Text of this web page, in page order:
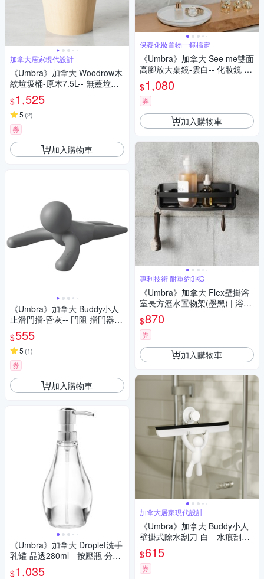
加拿大居家現代設計
《Umbra》加拿大 Woodrow木
紋垃圾桶-原木7.5L-- 無蓋垃圾
桶 質感垃圾桶
$1,525
5 (2)
券
加入購物車
《Umbra》加拿大 Buddy小人
止滑門擋-昏灰-- 門阻 擋門器
門檔
$555
5 (1)
券
加入購物車
《Umbra》加拿大 Droplet洗手
乳罐-晶透280ml-- 按壓瓶 分裝
瓶 乳液瓶 沐浴乳罐
$1,035
保養化妝置物一鏡搞定
《Umbra》加拿大 See me雙面
高腳放大桌鏡-雲白-- 化妝鏡 美
容鏡
$1,080
券
加入購物車
專利技術 耐重約3KG
《Umbra》加拿大 Flex壁掛浴
室長方瀝水置物架(墨黑) | 浴室
收納架 瓶罐置物架
$870
券
加入購物車
加拿大居家現代設計
《Umbra》加拿大 Buddy小人
壁掛式除水刮刀-白-- 水痕刮刀
玻璃刮刀 居家清潔
$615
券